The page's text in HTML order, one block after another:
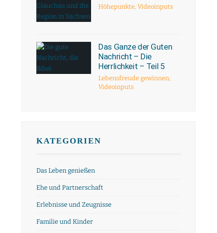
Höhepunkte,Videoinputs
Das Ganze der Guten
Nachricht – Die
Herrlichkeit – Teil 5
Lebensfreude gewinnen,
Videoinputs
KATEGORIEN
Das Leben genießen
Ehe und Partnerschaft
Erlebnisse und Zeugnisse
Familie und Kinder